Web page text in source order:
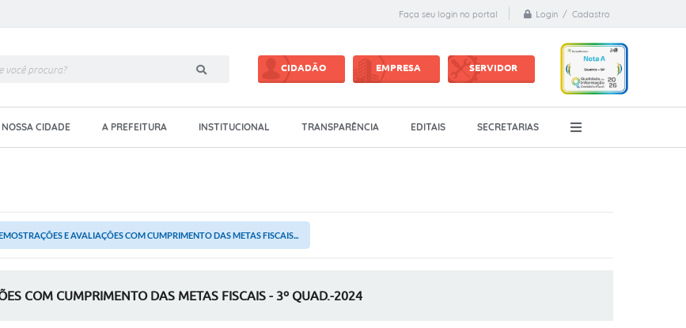
Faça seu login no portal Login / Cadastro
CIDADÃO EMPRESA SERVIDOR
CIDADE A PREFEITURA INSTITUCIONAL TRANSPARÊNCIA EDITAIS SECRETARIAS
E AVALIAÇÕES COM CUMPRIMENTO DAS METAS FISCAIS...
COM CUMPRIMENTO DAS METAS FISCAIS - 3º QUAD.-2024